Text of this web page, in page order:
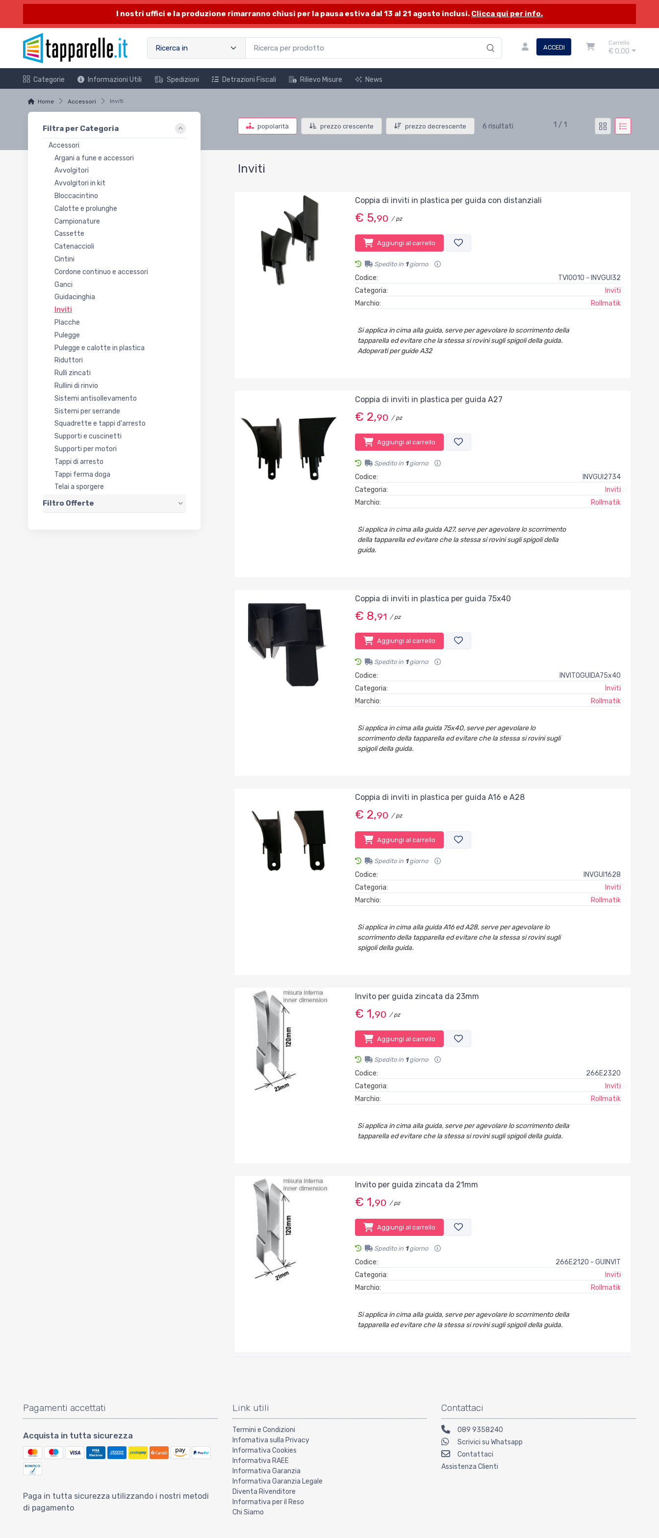
I nostri uffici e la produzione rimarranno chiusi per la pausa estiva dal 13 al 21 agosto inclusi. Clicca qui per info.
ACCEDI
Carrello
€ 0,00
Categorie Informazioni Utili Spedizioni Detrazioni Fiscali Rilievo Misure News
Home Accessori Inviti
Filtra per Categoria
Accessori
Argani a fune e accessori
Avvolgitori
Avvolgitori in kit
Bloccacintino
Calotte e prolunghe
Campionature
Cassette
Catenaccioli
Cintini
Cordone continuo e accessori
Ganci
Guidacinghia
Inviti
Placche
Pulegge
Pulegge e calotte in plastica
Riduttori
Rulli zincati
Rullini di rinvio
Sistemi antisollevamento
Sistemi per serrande
Squadrette e tappi d'arresto
Supporti e cuscinetti
Supporti per motori
Tappi di arresto
Tappi ferma doga
Telai a sporgere
Filtro Offerte
popolarità prezzo crescente prezzo decrescente 6 risultati 1 / 1
Inviti
Coppia di inviti in plastica per guida con distanziali
€ 5,90 / pz
Aggiungi al carrello
Spedito in 1giorno
Codice:
TVI0010 - INVGUI32
Categoria:
Inviti
Marchio:
Rollmatik
Si applica in cima alla guida, serve per agevolare lo scorrimento della
tapparella ed evitare che la stessa si rovini sugli spigoli della guida.
Adoperati per guide A32
Coppia di inviti in plastica per guida A27
€ 2,90 / pz
Aggiungi al carrello
Spedito in 1giorno
Codice:
INVGUI2734
Categoria:
Inviti
Marchio:
Rollmatik
Si applica in cima alla guida A27, serve per agevolare lo scorrimento
della tapparella ed evitare che la stessa si rovini sugli spigoli della
guida.
Coppia di inviti in plastica per guida 75x40
€ 8,91 / pz
Aggiungi al carrello
Spedito in 1giorno
Codice:
INVITOGUIDA75x40
Categoria:
Inviti
Marchio:
Rollmatik
Si applica in cima alla guida 75x40, serve per agevolare lo
scorrimento della tapparella ed evitare che la stessa si rovini sugli
spigoli della guida.
Coppia di inviti in plastica per guida A16 e A28
€ 2,90 / pz
Aggiungi al carrello
Spedito in 1giorno
Codice:
INVGUI1628
Categoria:
Inviti
Marchio:
Rollmatik
Si applica in cima alla guida A16 ed A28, serve per agevolare lo
scorrimento della tapparella ed evitare che la stessa si rovini sugli
spigoli della guida.
Invito per guida zincata da 23mm
€ 1,90 / pz
Aggiungi al carrello
Spedito in 1giorno
Codice:
266E2320
Categoria:
Inviti
Marchio:
Rollmatik
Si applica in cima alla guida, serve per agevolare lo scorrimento della
tapparella ed evitare che la stessa si rovini sugli spigoli della guida.
Invito per guida zincata da 21mm
€ 1,90 / pz
Aggiungi al carrello
Spedito in 1giorno
Codice:
266E2120 - GUINVIT
Categoria:
Inviti
Marchio:
Rollmatik
Si applica in cima alla guida, serve per agevolare lo scorrimento della
tapparella ed evitare che la stessa si rovini sugli spigoli della guida.
Pagamenti accettati
Acquista in tutta sicurezza
Paga in tutta sicurezza utilizzando i nostri metodi
di pagamento
Link utili
Termini e Condizioni
Infomativa sulla Privacy
Informativa Cookies
Informativa RAEE
Informativa Garanzia
Informativa Garanzia Legale
Diventa Rivenditore
Informativa per il Reso
Chi Siamo
Contattaci
089 9358240
Scrivici su Whatsapp
Contattaci
Assistenza Clienti